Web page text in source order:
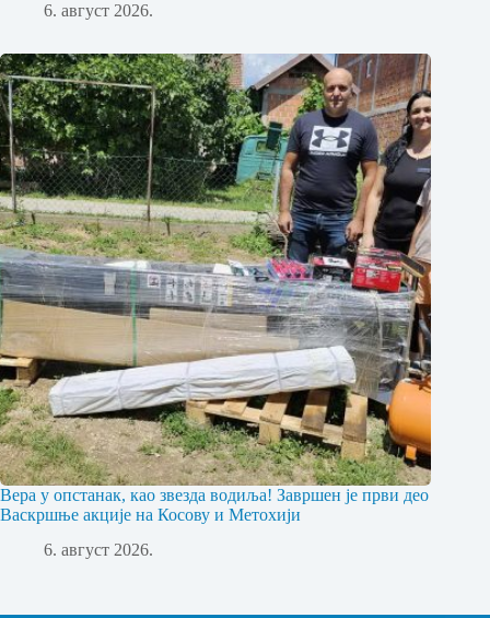
6. август 2026.
Вера у опстанак, као звезда водиља! Завршен је први део
Васкршње акције на Косову и Метохији
6. август 2026.